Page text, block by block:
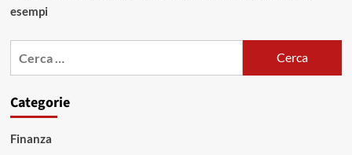
esempi
Categorie
Finanza